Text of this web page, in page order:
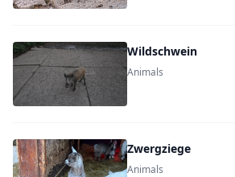
Wildschwein
Animals
Zwergziege
Animals